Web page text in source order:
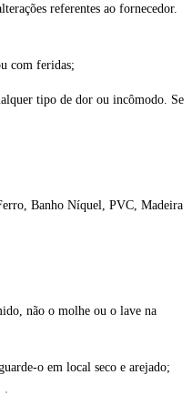
referentes ao fornecedor.
com feridas;
tipo de dor ou incômodo. Se
Banho Níquel, PVC, Madeira
não o molhe ou o lave na
o em local seco e arejado;